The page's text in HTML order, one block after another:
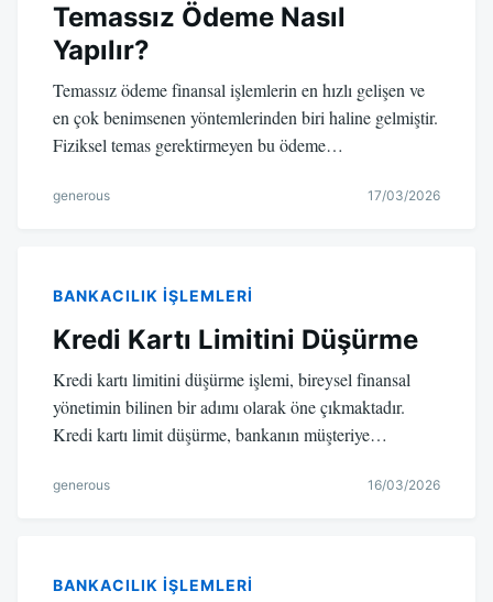
Temassız Ödeme Nasıl
Yapılır?
Temassız ödeme finansal işlemlerin en hızlı gelişen ve
en çok benimsenen yöntemlerinden biri haline gelmiştir.
Fiziksel temas gerektirmeyen bu ödeme…
generous 17/03/2026
BANKACILIK IŞLEMLERI
Kredi Kartı Limitini Düşürme
Kredi kartı limitini düşürme işlemi, bireysel finansal
yönetimin bilinen bir adımı olarak öne çıkmaktadır.
Kredi kartı limit düşürme, bankanın müşteriye…
generous 16/03/2026
BANKACILIK IŞLEMLERI